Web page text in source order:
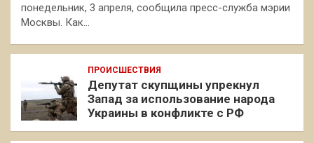
понедельник, 3 апреля, сообщила пресс-служба мэрии
Москвы. Как…
ПРОИСШЕСТВИЯ
Депутат скупщины упрекнул
Запад за использование народа
Украины в конфликте с РФ